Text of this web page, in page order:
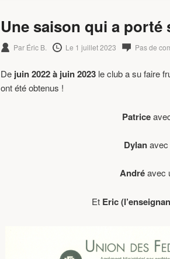
Une saison qui a porté
Par Éric B. Le 1 juillet 2023 Pas de
De juin 2022 à juin 2023 le club a su faire
ont été obtenus !
Patrice
Dylan
Andréavec
Et Eric